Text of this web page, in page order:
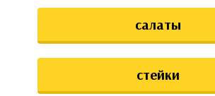
салаты
стейки